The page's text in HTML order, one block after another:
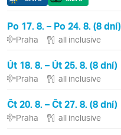
Po 17. 8. – Po 24. 8. (8 dní)
Praha all inclusive
Út 18. 8. – Út 25. 8. (8 dní)
Praha all inclusive
Čt 20. 8. – Čt 27. 8. (8 dní)
Praha all inclusive